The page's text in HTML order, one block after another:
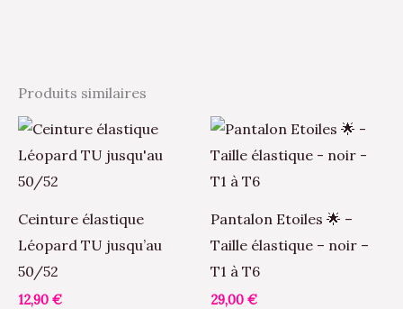
Produits similaires
Ceinture élastique
Léopard TU jusqu’au
50/52
12,90 €
Pantalon Etoiles 🌟 –
Taille élastique – noir –
T1 à T6
29,00 €